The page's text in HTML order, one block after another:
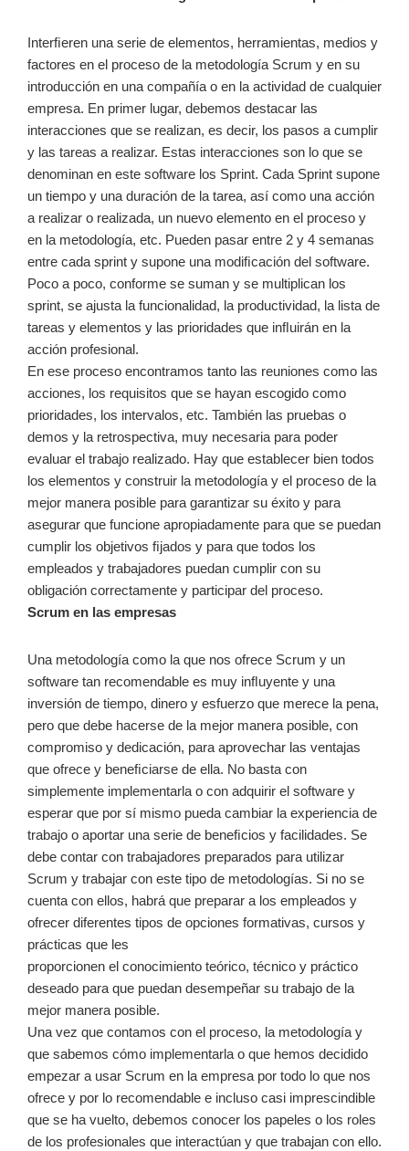
Interﬁeren una serie de elementos, herramientas, medios y
factores en el proceso de la metodología Scrum y en su
introducción en una compañía o en la actividad de cualquier
empresa. En primer lugar, debemos destacar las
interacciones que se realizan, es decir, los pasos a cumplir
y las tareas a realizar. Estas interacciones son lo que se
denominan en este software los Sprint. Cada Sprint supone
un tiempo y una duración de la tarea, así como una acción
a realizar o realizada, un nuevo elemento en el proceso y
en la metodología, etc. Pueden pasar entre 2 y 4 semanas
entre cada sprint y supone una modiﬁcación del software.
Poco a poco, conforme se suman y se multiplican los
sprint, se ajusta la funcionalidad, la productividad, la lista de
tareas y elementos y las prioridades que inﬂuirán en la
acción profesional.
En ese proceso encontramos tanto las reuniones como las
acciones, los requisitos que se hayan escogido como
prioridades, los intervalos, etc. También las pruebas o
demos y la retrospectiva, muy necesaria para poder
evaluar el trabajo realizado. Hay que establecer bien todos
los elementos y construir la metodología y el proceso de la
mejor manera posible para garantizar su éxito y para
asegurar que funcione apropiadamente para que se puedan
cumplir los objetivos ﬁjados y para que todos los
empleados y trabajadores puedan cumplir con su
obligación correctamente y participar del proceso.
Scrum en las empresas
Una metodología como la que nos ofrece Scrum y un
software tan recomendable es muy inﬂuyente y una
inversión de tiempo, dinero y esfuerzo que merece la pena,
pero que debe hacerse de la mejor manera posible, con
compromiso y dedicación, para aprovechar las ventajas
que ofrece y beneﬁciarse de ella. No basta con
simplemente implementarla o con adquirir el software y
esperar que por sí mismo pueda cambiar la experiencia de
trabajo o aportar una serie de beneﬁcios y facilidades. Se
debe contar con trabajadores preparados para utilizar
Scrum y trabajar con este tipo de metodologías. Si no se
cuenta con ellos, habrá que preparar a los empleados y
ofrecer diferentes tipos de opciones formativas, cursos y
prácticas que les
proporcionen el conocimiento teórico, técnico y práctico
deseado para que puedan desempeñar su trabajo de la
mejor manera posible.
Una vez que contamos con el proceso, la metodología y
que sabemos cómo implementarla o que hemos decidido
empezar a usar Scrum en la empresa por todo lo que nos
ofrece y por lo recomendable e incluso casi imprescindible
que se ha vuelto, debemos conocer los papeles o los roles
de los profesionales que interactúan y que trabajan con ello.